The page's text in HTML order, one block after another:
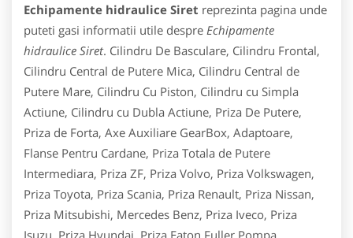
Echipamente hidraulice Siret reprezinta pagina unde
puteti gasi informatii utile despre Echipamente
hidraulice Siret. Cilindru De Basculare, Cilindru Frontal,
Cilindru Central de Putere Mica, Cilindru Central de
Putere Mare, Cilindru Cu Piston, Cilindru cu Simpla
Actiune, Cilindru cu Dubla Actiune, Priza De Putere,
Priza de Forta, Axe Auxiliare GearBox, Adaptoare,
Flanse Pentru Cardane, Priza Totala de Putere
Intermediara, Priza ZF, Priza Volvo, Priza Volkswagen,
Priza Toyota, Priza Scania, Priza Renault, Priza Nissan,
Priza Mitsubishi, Mercedes Benz, Priza Iveco, Priza
Isuzu, Priza Hyundai, Priza Eaton Fuller,Pompa